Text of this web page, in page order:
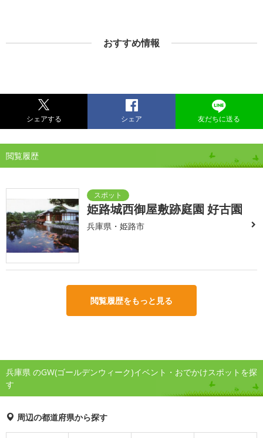
おすすめ情報
シェアする シェア 友だちに送る
閲覧履歴
姫路城西御屋敷跡庭園 好古園
兵庫県・姫路市
閲覧履歴をもっと見る
兵庫県 のGW(ゴールデンウィーク)イベント・おでかけスポットを探
す
周辺の都道府県から探す